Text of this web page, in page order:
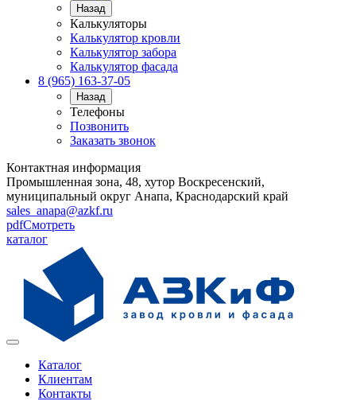
Назад
Калькуляторы
Калькулятор кровли
Калькулятор забора
Калькулятор фасада
8 (965) 163-37-05
Назад
Телефоны
Позвонить
Заказать звонок
Контактная информация
Промышленная зона, 48, хутор Воскресенский,
муниципальный округ Анапа, Краснодарский край
sales_anapa@azkf.ru
pdfСмотреть
каталог
Каталог
Клиентам
Контакты